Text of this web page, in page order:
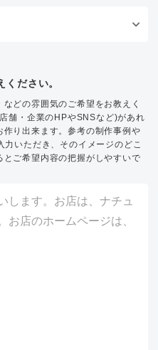
ださい。
どの雰囲気のご希望をお教えく
舗・企業のHPやSNSなど)があれ
り出来ます。参考の制作事例や
いただき、そのイメージのどこ
ご希望内容の把握がしやすいで